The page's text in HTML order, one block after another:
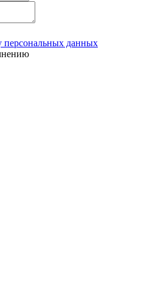
персональных данных